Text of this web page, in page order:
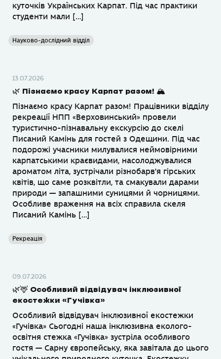
куточків Українських Карпат. Під час практики
студенти мали […]
Науково-дослідний відділ
13.07.2026
🌿 Пізнаємо красу Карпат разом! 🏔
Пізнаємо красу Карпат разом! Працівники відділу
рекреації НПП «Верховинський» провели
туристично-пізнавальну екскурсію до скелі
Писаний Камінь для гостей з Одещини. Під час
подорожі учасники милувалися неймовірними
карпатськими краєвидами, насолоджувалися
ароматом літа, зустрічали різнобарв’я гірських
квітів, що саме розквітли, та смакували дарами
природи — запашними суницями й чорницями.
Особливе враження на всіх справила скеля
Писаний Камінь […]
Рекреація
09.07.2026
🌿🦌 Особливий відвідувач інклюзивної
екостежки «Гучівка»
Особливий відвідувач інклюзивної екостежки
«Гучівка» Сьогодні наша інклюзивна еколого-
освітня стежка «Гучівка» зустріла особливого
гостя — Сарну європейську, яка завітала до цього